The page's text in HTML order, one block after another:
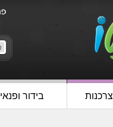
צרכנות בידור ופנאי